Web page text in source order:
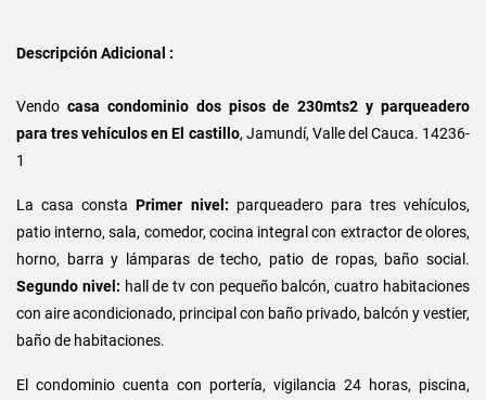
Descripción Adicional :
Vendo casa condominio dos pisos de 230mts2 y parqueadero
para tres vehículos en El castillo, Jamundí, Valle del Cauca. 14236-
1
La casa consta Primer nivel: parqueadero para tres vehículos,
patio interno, sala, comedor, cocina integral con extractor de olores,
horno, barra y lámparas de techo, patio de ropas, baño social.
Segundo nivel: hall de tv con pequeño balcón, cuatro habitaciones
con aire acondicionado, principal con baño privado, balcón y vestier,
baño de habitaciones.
El condominio cuenta con portería, vigilancia 24 horas, piscina,